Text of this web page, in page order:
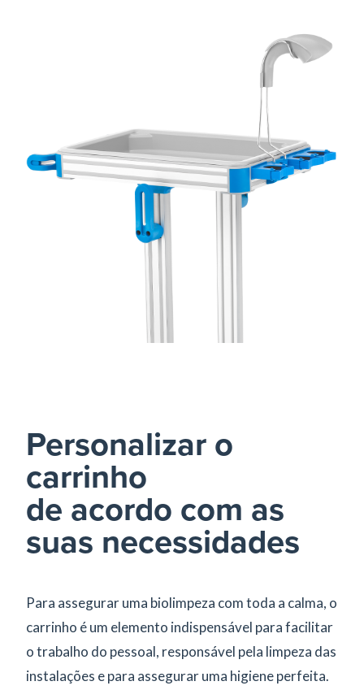
Personalizar o
carrinho
de acordo com as
suas necessidades
Para assegurar uma biolimpeza com toda a calma, o
carrinho é um elemento indispensável para facilitar
o trabalho do pessoal, responsável pela limpeza das
instalações e para assegurar uma higiene perfeita.